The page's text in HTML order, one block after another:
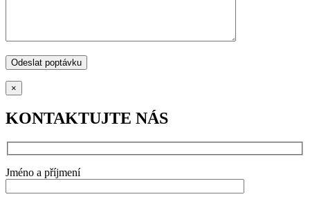
×
KONTAKTUJTE NÁS
Jméno a příjmení